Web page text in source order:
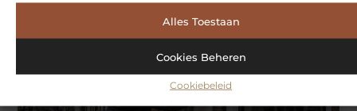
Alles Toestaan
Cookies Beheren
Cookiebeleid